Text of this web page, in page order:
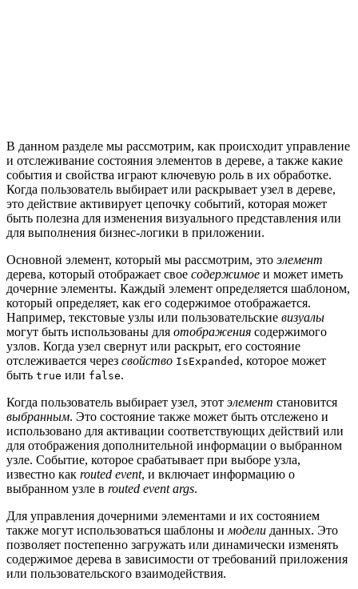
В данном разделе мы рассмотрим, как происходит управление
и отслеживание состояния элементов в дереве, а также какие
события и свойства играют ключевую роль в их обработке.
Когда пользователь выбирает или раскрывает узел в дереве,
это действие активирует цепочку событий, которая может
быть полезна для изменения визуального представления или
для выполнения бизнес-логики в приложении.
Основной элемент, который мы рассмотрим, это элемент
дерева, который отображает свое содержимое и может иметь
дочерние элементы. Каждый элемент определяется шаблоном,
который определяет, как его содержимое отображается.
Например, текстовые узлы или пользовательские визуалы
могут быть использованы для отображения содержимого
узлов. Когда узел свернут или раскрыт, его состояние
отслеживается через свойство IsExpanded , которое может
быть true или false.
Когда пользователь выбирает узел, этот элемент становится
выбранным. Это состояние также может быть отслежено и
использовано для активации соответствующих действий или
для отображения дополнительной информации о выбранном
узле. Событие, которое срабатывает при выборе узла,
известно как routed event, и включает информацию о
выбранном узле в routed event args.
Для управления дочерними элементами и их состоянием
также могут использоваться шаблоны и модели данных. Это
позволяет постепенно загружать или динамически изменять
содержимое дерева в зависимости от требований приложения
или пользовательского взаимодействия.